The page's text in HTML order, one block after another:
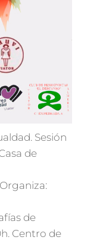
Sesión
de
de
Centro de